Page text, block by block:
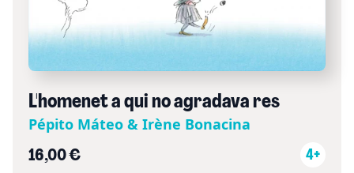
L'homenet a qui no agradava res
Pépito Máteo & Irène Bonacina
16,00 € 4+